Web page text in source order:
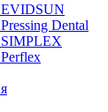
Dental